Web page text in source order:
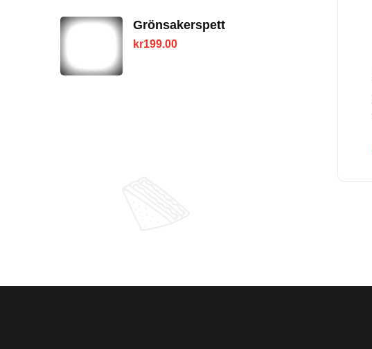
Grönsakerspett
kr199.00